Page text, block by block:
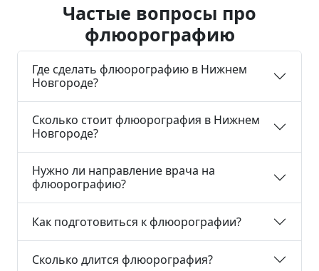
Частые вопросы про
флюорографию
Где сделать флюорографию в Нижнем
Новгороде?
Сколько стоит флюорография в Нижнем
Новгороде?
Нужно ли направление врача на
флюорографию?
Как подготовиться к флюорографии?
Сколько длится флюорография?